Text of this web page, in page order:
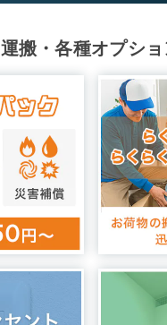
運搬・各種オプショ